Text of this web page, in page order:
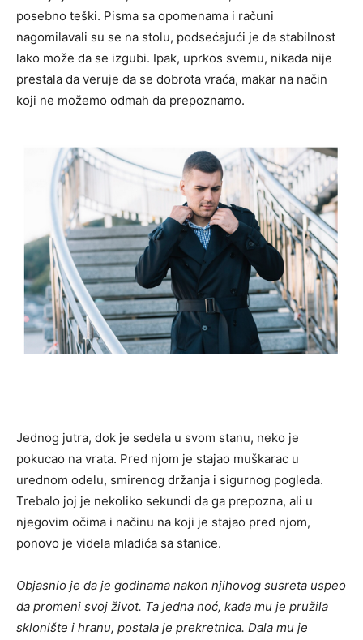
posebno teški. Pisma sa opomenama i računi
nagomilavali su se na stolu, podsećajući je da stabilnost
lako može da se izgubi. Ipak, uprkos svemu, nikada nije
prestala da veruje da se dobrota vraća, makar na način
koji ne možemo odmah da prepoznamo.
Jednog jutra, dok je sedela u svom stanu, neko je
pokucao na vrata. Pred njom je stajao muškarac u
urednom odelu, smirenog držanja i sigurnog pogleda.
Trebalo joj je nekoliko sekundi da ga prepozna, ali u
njegovim očima i načinu na koji je stajao pred njom,
ponovo je videla mladića sa stanice.
Objasnio je da je godinama nakon njihovog susreta uspeo
da promeni svoj život. Ta jedna noć, kada mu je pružila
sklonište i hranu, postala je prekretnica. Dala mu je